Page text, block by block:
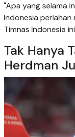
"Apa yang selama
Indonesia perlahan
Timnas Indonesia
Tak Hanya
Herdman